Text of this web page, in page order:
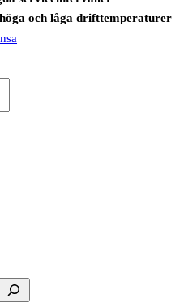
och låga drifttemperaturer